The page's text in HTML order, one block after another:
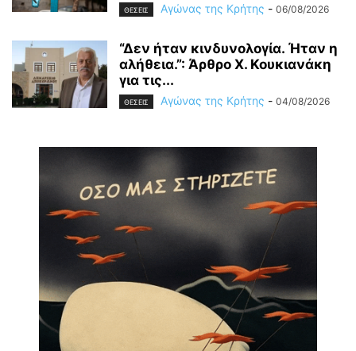
ΘΕΣΕΙΣ Αγώνας της Κρήτης - 06/08/2026
“Δεν ήταν κινδυνολογία. Ήταν η
αλήθεια.”: Άρθρο Χ. Κουκιανάκη
για τις...
ΘΕΣΕΙΣ Αγώνας της Κρήτης - 04/08/2026